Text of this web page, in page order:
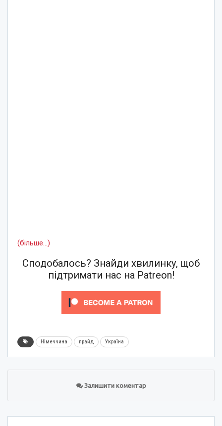
(більше…)
Сподобалось? Знайди хвилинку, щоб
підтримати нас на Patreon!
Німеччина прайд Україна
Залишити коментар